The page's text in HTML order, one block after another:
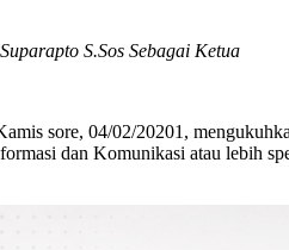
S.Sos Sebagai Ketua
sore, 04/02/20201,
dan Komunikasi atau lebih